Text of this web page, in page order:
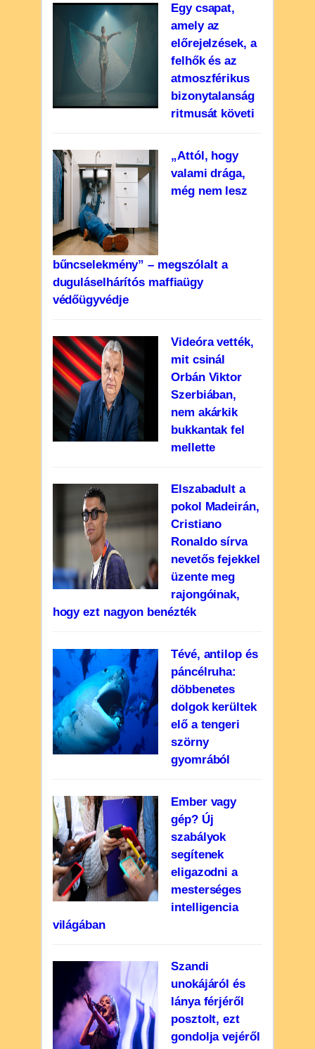
Egy csapat,
amely az
előrejelzések, a
felhők és az
atmoszférikus
bizonytalanság
ritmusát követi
„Attól, hogy
valami drága,
még nem lesz
bűncselekmény” – megszólalt a
duguláselhárítós maffiaügy
védőügyvédje
Videóra vették,
mit csinál
Orbán Viktor
Szerbiában,
nem akárkik
bukkantak fel
mellette
Elszabadult a
pokol Madeirán,
Cristiano
Ronaldo sírva
nevetős fejekkel
üzente meg
rajongóinak,
hogy ezt nagyon benézték
Tévé, antilop és
páncélruha:
döbbenetes
dolgok kerültek
elő a tengeri
szörny
gyomrából
Ember vagy
gép? Új
szabályok
segítenek
eligazodni a
mesterséges
intelligencia
világában
Szandi
unokájáról és
lánya férjéről
posztolt, ezt
gondolja vejéről